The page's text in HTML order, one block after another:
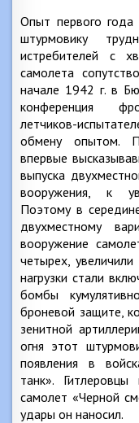
Опыт первого
штурмовику
истребителей с
самолета
начале 1942 г. в
конференция
летчиков-
обмену опытом.
впервые
выпуска
вооружения, к
Поэтому в
двухместному
вооружение
четырех,
нагрузки стали
бомбы
броневой защите,
зенитной
огня этот
появления в
танк».
самолет «Черной
удары он наносил.